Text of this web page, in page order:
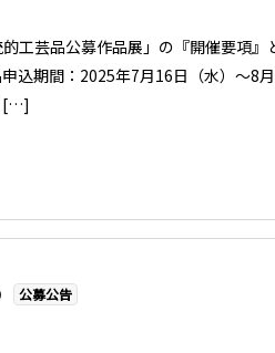
工芸品公募作品展」の『開催要項
込期間：2025年7月16日（水）～8
[…]
公募公告